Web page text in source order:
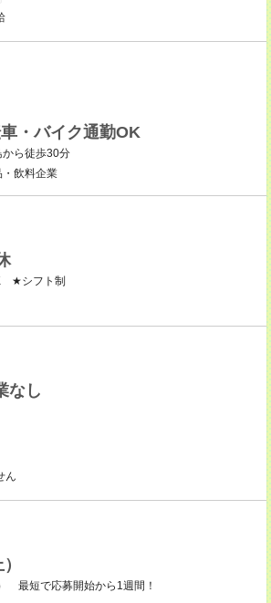
・バイク通勤OK
ら徒歩30分
飲料企業
★シフト制
なし
ん
最短で応募開始から1週間！